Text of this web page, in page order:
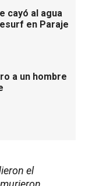
cayó al agua
en Paraje
a un hombre
el